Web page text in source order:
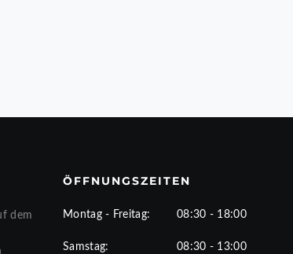
dem
ÖFFNUNGSZEITEN
Montag - Freitag: 08:30 - 18:00
Samstag: 08:30 - 13:00